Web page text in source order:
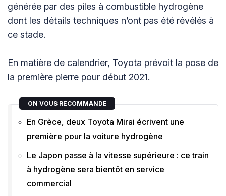
générée par des piles à combustible hydrogène
dont les détails techniques n’ont pas été révélés à
ce stade.
En matière de calendrier, Toyota prévoit la pose de
la première pierre pour début 2021.
ON VOUS RECOMMANDE
En Grèce, deux Toyota Mirai écrivent une
première pour la voiture hydrogène
Le Japon passe à la vitesse supérieure : ce train
à hydrogène sera bientôt en service
commercial